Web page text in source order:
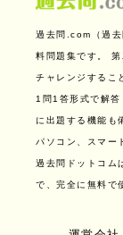
過去問.com（過去
料問題集です。 第
チャレンジするこ
1問1答形式で解答
に出題する機能も
パソコン、スマー
過去問ドットコム
で、完全に無料で